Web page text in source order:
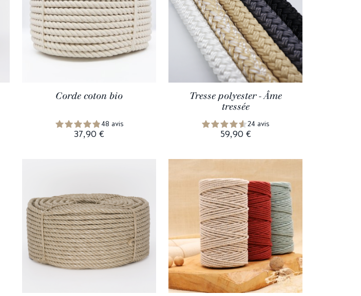
Corde coton bio
48 avis
37,90 €
Tresse polyester - Âme
tressée
24 avis
59,90 €